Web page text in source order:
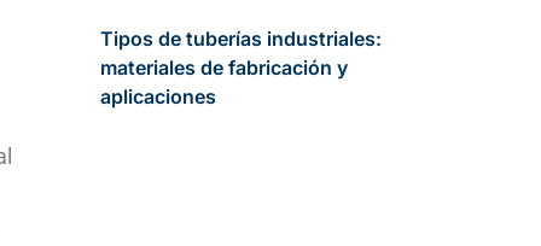
Tipos de tuberías industriales:
materiales de fabricación y
aplicaciones